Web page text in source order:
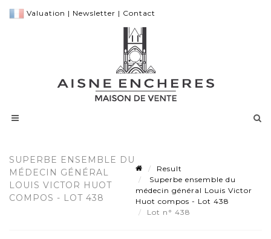
Valuation | Newsletter | Contact
SUPERBE ENSEMBLE DU
MÉDECIN GÉNÉRAL
LOUIS VICTOR HUOT
COMPOS - LOT 438
Result
Superbe ensemble du
médecin général Louis Victor
Huot compos - Lot 438
Lot n° 438